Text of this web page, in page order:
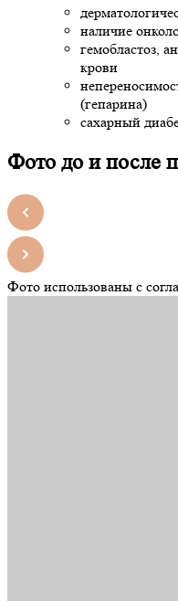
наличие
гемобластоз,
крови
(гепарина)
сахарный
Фото до и после
Фото использованы с